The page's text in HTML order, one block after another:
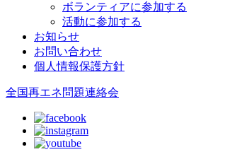
ボランティアに参加する
活動に参加する
お知らせ
お問い合わせ
個人情報保護方針
全国再エネ問題連絡会